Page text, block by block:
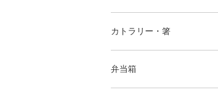
カトラリー・箸
弁当箱